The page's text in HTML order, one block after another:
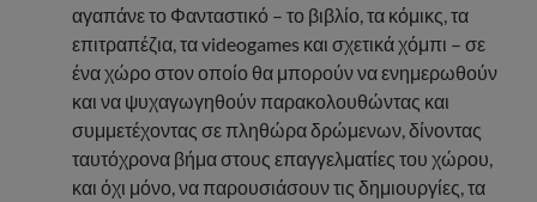
αγαπάνε το Φανταστικό – το βιβλίο, τα κόμικς, τα
επιτραπέζια, τα videogames και σχετικά χόμπι – σε
ένα χώρο στον οποίο θα μπορούν να ενημερωθούν
και να ψυχαγωγηθούν παρακολουθώντας και
συμμετέχοντας σε πληθώρα δρώμενων, δίνοντας
ταυτόχρονα βήμα στους επαγγελματίες του χώρου,
και όχι μόνο, να παρουσιάσουν τις δημιουργίες, τα